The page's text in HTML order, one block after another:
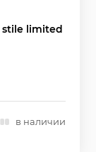
stile limited
в наличии